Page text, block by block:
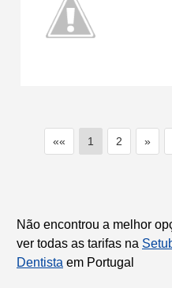
«« 1 2 »
Não encontrou a melhor
ver todas as tarifas na
Dentista em Portugal